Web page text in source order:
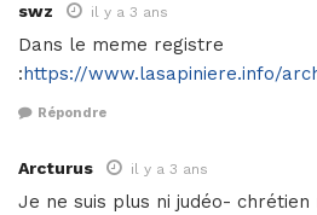
swz il y a 3 ans
Dans le meme registre
:https://www.lasapiniere.info/
Répondre
Arcturus il y a 3 ans
Je ne suis plus ni judéo-